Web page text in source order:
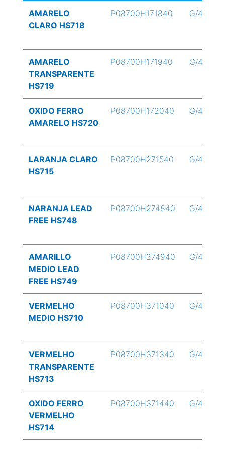
AMARELO
CLARO HS718
P08700H171840 G/4
AMARELO
TRANSPARENTE
HS719
P08700H171940 G/4
OXIDO FERRO
AMARELO HS720
P08700H172040 G/4
LARANJA CLARO
HS715
P08700H271540 G/4
NARANJA LEAD
FREE HS748
P08700H274840 G/4
AMARILLO
MEDIO LEAD
FREE HS749
P08700H274940 G/4
VERMELHO
MEDIO HS710
P08700H371040 G/4
VERMELHO
TRANSPARENTE
HS713
P08700H371340 G/4
OXIDO FERRO
VERMELHO
HS714
P08700H371440 G/4